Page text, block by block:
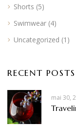
Shorts (5)
Swimwear (4)
Uncategorized (1)
RECENT POSTS
mai 30,